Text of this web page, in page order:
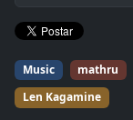
Music mathru
Len Kagamine